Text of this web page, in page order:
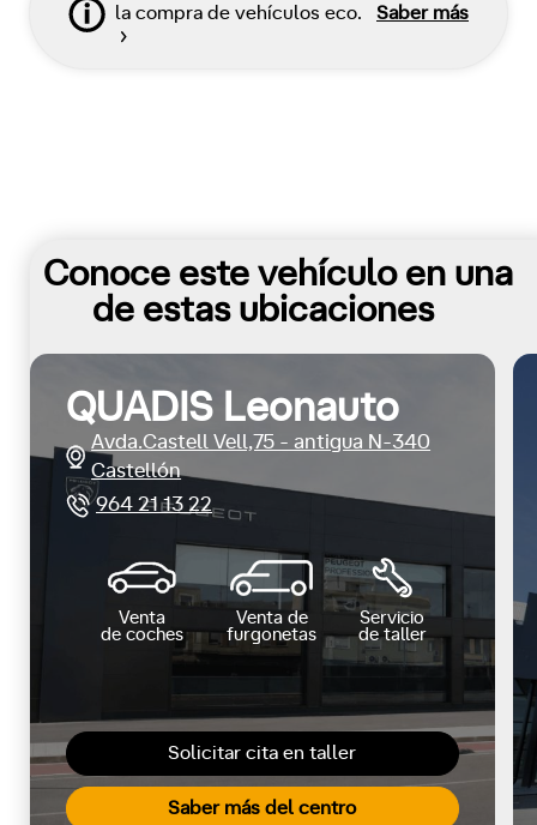
la compra de vehículos eco.
Saber más
Conoce este vehículo en una
de estas ubicaciones
Solicitar cita en taller
Saber más del centro
QUADIS Leonauto
Avda.Castell Vell,75 - antigua N-340
Castellón
964 21 13 22
Venta
de coches
Venta de
furgonetas
Servicio
de taller